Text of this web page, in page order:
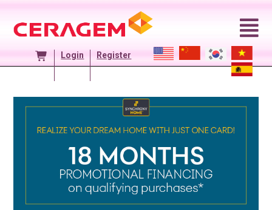
content
Login Register